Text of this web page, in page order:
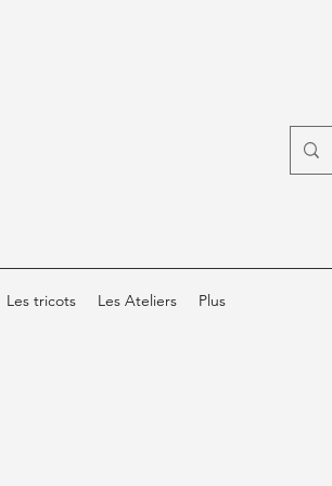
Les tricots Les Ateliers Plus